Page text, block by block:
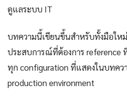
ดูแลระบบ IT
บทความนี้เขียนขึ้นสำหรับทั้งมือให
ประสบการณ์ที่ต้องการ reference
ทุก configuration ที่แสดงในบทค
production environment